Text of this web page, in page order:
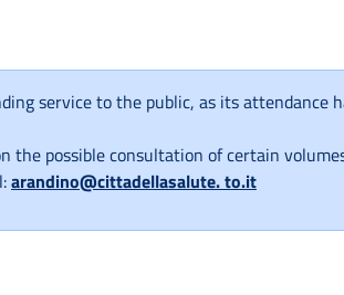
service to the public, as its attendance
the possible consultation of certain
arandino@cittadellasalute. to.it